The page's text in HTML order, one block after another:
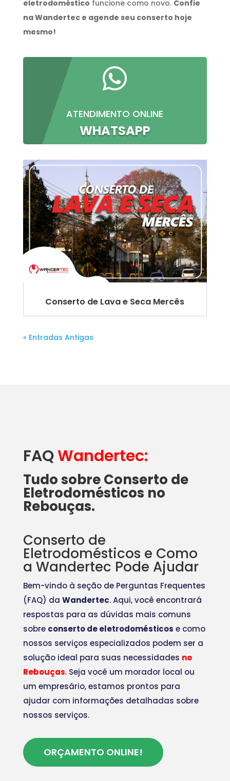
eletrodoméstico funcione como novo. Confie
na Wandertec e agende seu conserto hoje
mesmo!

ATENDIMENTO ONLINE
WHATSAPP
Conserto de Lava e Seca Mercês
« Entradas Antigas
FAQWandertec:
Tudo sobre Conserto de
Eletrodomésticos no
Rebouças.
Conserto de
Eletrodomésticos e Como
a Wandertec Pode Ajudar
Bem-vindo à seção de Perguntas Frequentes
(FAQ) da Wandertec. Aqui, você encontrará
respostas para as dúvidas mais comuns
sobre conserto de eletrodomésticos e como
nossos serviços especializados podem ser a
solução ideal para suas necessidades no
Rebouças. Seja você um morador local ou
um empresário, estamos prontos para
ajudar com informações detalhadas sobre
nossos serviços.
ORÇAMENTO ONLINE!